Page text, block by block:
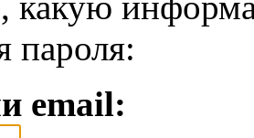
пароля:
email: